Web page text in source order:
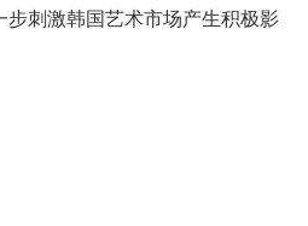
刺激韩国艺术市场产生积极影